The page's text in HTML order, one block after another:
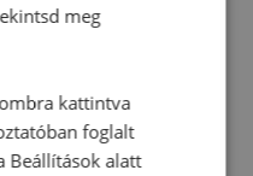
meg
kattintva
foglalt
Beállítások alatt